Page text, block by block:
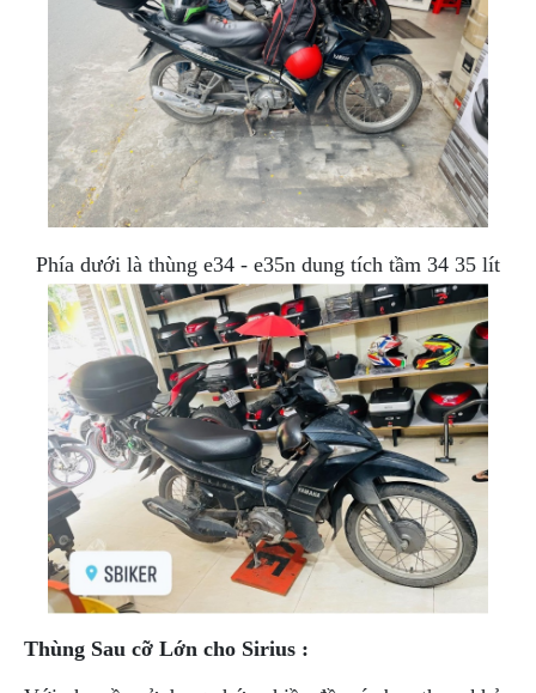
Phía dưới là thùng e34 - e35n dung tích tầm 34 35 lít
Thùng Sau cỡ Lớn cho Sirius :